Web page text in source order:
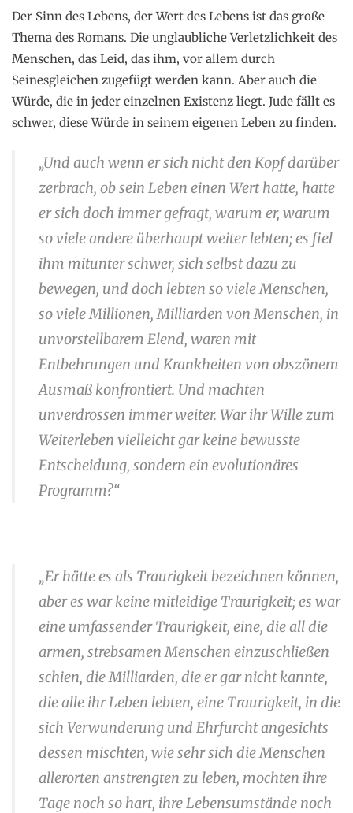
Der Sinn des Lebens, der Wert des Lebens ist das große
Thema des Romans. Die unglaubliche Verletzlichkeit des
Menschen, das Leid, das ihm, vor allem durch
Seinesgleichen zugefügt werden kann. Aber auch die
Würde, die in jeder einzelnen Existenz liegt. Jude fällt es
schwer, diese Würde in seinem eigenen Leben zu finden.
„Und auch wenn er sich nicht den Kopf darüber
zerbrach, ob sein Leben einen Wert hatte, hatte
er sich doch immer gefragt, warum er, warum
so viele andere überhaupt weiter lebten; es fiel
ihm mitunter schwer, sich selbst dazu zu
bewegen, und doch lebten so viele Menschen,
so viele Millionen, Milliarden von Menschen, in
unvorstellbarem Elend, waren mit
Entbehrungen und Krankheiten von obszönem
Ausmaß konfrontiert. Und machten
unverdrossen immer weiter. War ihr Wille zum
Weiterleben vielleicht gar keine bewusste
Entscheidung, sondern ein evolutionäres
Programm?“
„Er hätte es als Traurigkeit bezeichnen können,
aber es war keine mitleidige Traurigkeit; es war
eine umfassender Traurigkeit, eine, die all die
armen, strebsamen Menschen einzuschließen
schien, die Milliarden, die er gar nicht kannte,
die alle ihr Leben lebten, eine Traurigkeit, in die
sich Verwunderung und Ehrfurcht angesichts
dessen mischten, wie sehr sich die Menschen
allerorten anstrengten zu leben, mochten ihre
Tage noch so hart, ihre Lebensumstände noch